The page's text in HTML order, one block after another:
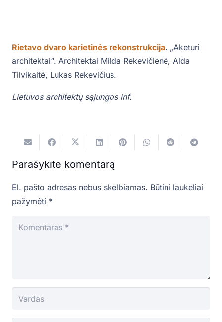
Rietavo dvaro karietinės rekonstrukcija. „Aketuri
architektai“. Architektai Milda Rekevičienė, Alda
Tilvikaitė, Lukas Rekevičius.
Lietuvos architektų sąjungos inf.
Parašykite komentarą
El. pašto adresas nebus skelbiamas. Būtini laukeliai
pažymėti *